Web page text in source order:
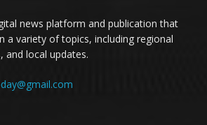
news platform and publication that
a variety of topics, including regional
and local updates.